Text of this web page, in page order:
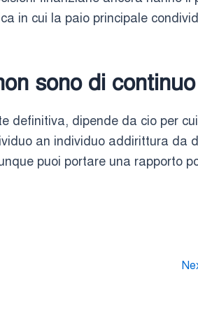
in cui la paio principale
sono di
definitiva, dipende da cio per
an individuo addirittura da
puoi portare una rapporto